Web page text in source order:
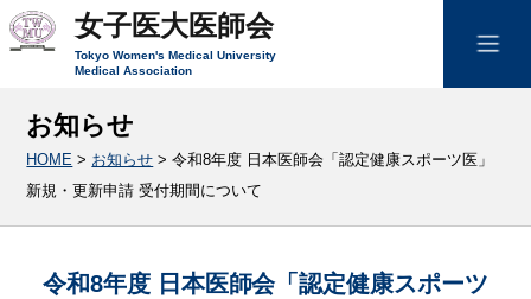
女子医大医師会
Tokyo Women's Medical University
Medical Association
お知らせ
HOME > お知らせ >令和8年度 日本医師会「認定健康スポーツ医」
新規・更新申請 受付期間について
令和8年度 日本医師会「認定健康スポーツ